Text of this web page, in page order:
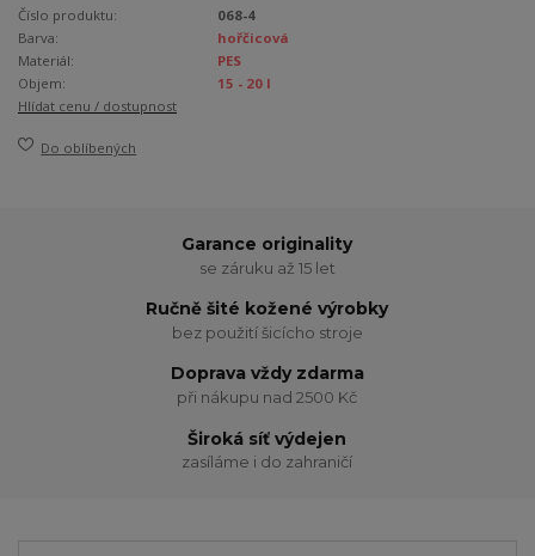
Číslo produktu:
068-4
Barva:
hořčicová
Materiál:
PES
Objem:
15 - 20 l
Hlídat cenu / dostupnost
Do oblíbených
Garance originality
se záruku až 15 let
Ručně šité kožené výrobky
bez použití šicícho stroje
Doprava vždy zdarma
při nákupu nad 2500 Kč
Široká síť výdejen
zasíláme i do zahraničí